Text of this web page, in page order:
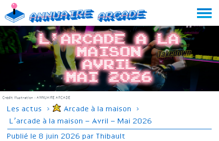
Skip
to
content
Annuaire Arcade
L’arcade a la
maison
Avril
Mai 2026
Crédit illustration : ANNUAIRE ARCADE
Les actus › Arcade à la maison
›
L’arcade à la maison – Avril – Mai 2026
Publié le 8 juin 2026 par Thibault